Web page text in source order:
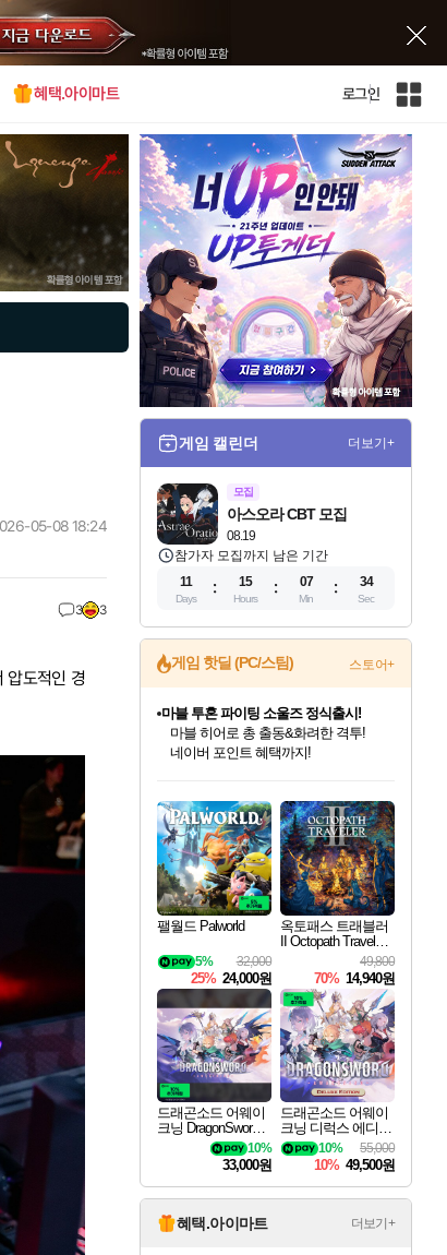
혜택.아이마트 로그인
인
전
사
이
트
3 3
05-08 18:24
압도적인 경
게임 캘린더 더보기+
모집
08.19
아스오라 CBT 모집
참가자 모집까지 남은 기간
11
Days
15
Hours
07
Min
32
Sec
게임 핫딜 (PC/스팀) 스토어+
최대 90% 할인가를 만나보세요!
네이버혜택과 함께 만나보세요!
50%할인&추가 적립까지!
네이버 포인트 혜택까지!
귀무자: 검의 길 예약 판매 중!
10% 할인과
이니&베니 혜택까지!
네이버 혜택가와 함께 예약하세요!
할인&네이버혜택으로 만나보세요!
네이버페이 혜택과 만나보세요!
40주년 프로모션으로 만나보세요!
할인가에 만나보세요!
일부 에디션 상시 할인!
혜택으로 예약 판매 중
편안하게 충전하세요
팰월드 Palworld
32,000
5%
25% 24,000원
옥토패스 트래블러
II Octopath Traveler I
49,800
70% 14,940원
드래곤소드 어웨이
크닝 DragonSword A
10%
33,000원
드래곤소드 어웨이
크닝 디럭스 에디션
DragonSword Awake
ning Deluxe Edition
55,000
10%
10% 49,500원
혜택.아이마트 더보기+
니코님께서(본편포함) 데이브 더